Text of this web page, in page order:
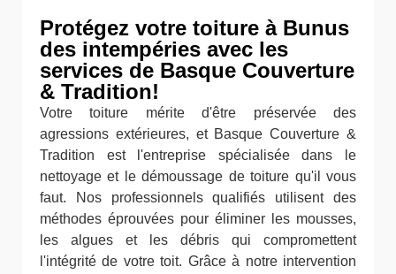
Protégez votre toiture à Bunus
des intempéries avec les
services de Basque Couverture
& Tradition!
Votre toiture mérite d'être préservée des
agressions extérieures, et Basque Couverture &
Tradition est l'entreprise spécialisée dans le
nettoyage et le démoussage de toiture qu'il vous
faut. Nos professionnels qualifiés utilisent des
méthodes éprouvées pour éliminer les mousses,
les algues et les débris qui compromettent
l'intégrité de votre toit. Grâce à notre intervention